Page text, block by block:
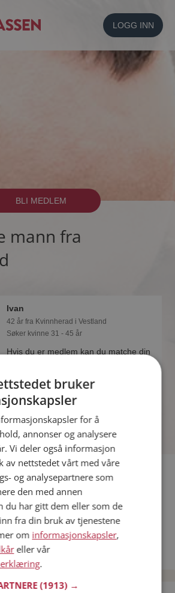
LOGG INN
BLI MEDLEM
mann fra
Ivan
42 år fra Kvinnherad i Vestland
Søker kvinne 31 - 45 år
Hvis du er medlem kan du matche din
sammen som hånd i hanske?
Kvinnherad :Colin,Lucas,Harry
bruker
for å
annonser og analysere
Vi deler også informasjon
av nettstedet vårt med våre
og analysepartnere som
den med annen
du har gitt dem eller som de
fra din bruk av tjenestene
om informasjonskapsler,
eller vår
.
(1913) →